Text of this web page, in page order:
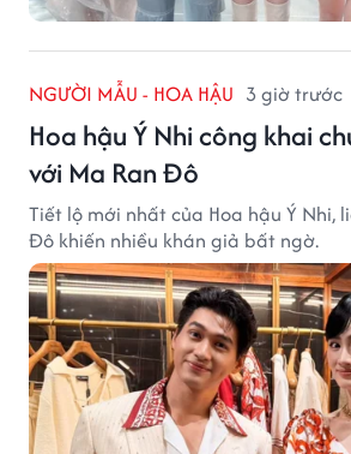
NGƯỜI MẪU - HOA HẬU 3 giờ trước
Hoa hậu Ý Nhi công khai
với Ma Ran Đô
Tiết lộ mới nhất của Hoa hậu Ý Nhi,
Đô khiến nhiều khán giả bất ngờ.